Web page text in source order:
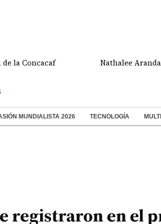
Nathalee Aranda
MUNDIALISTA 2026 TECNOLOGÍA
registraron en el